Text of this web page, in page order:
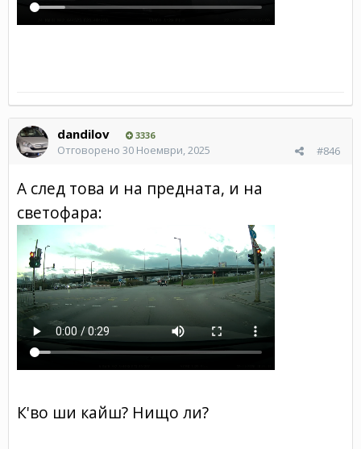
dandilov 3336
#846
Отговорено 30 Ноември, 2025
А след това и на предната, и на
светофара:
К'во ши кайш? Нищо ли?